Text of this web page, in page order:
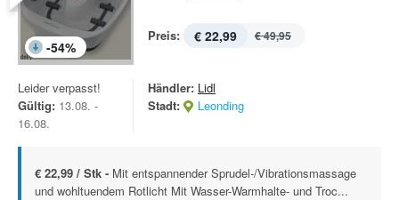
-54%
Preis: € 22,99 € 49,95
Leider verpasst!
Gültig: 13.08. -
16.08.
Händler: Lidl
Stadt:
Leonding
€ 22,99 / Stk - Mit entspannender Sprudel-/Vibrationsmassage
und wohltuendem Rotlicht Mit Wasser-Warmhalte- und Troc...